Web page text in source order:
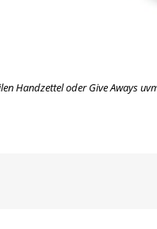
Handzettel oder Give Aways